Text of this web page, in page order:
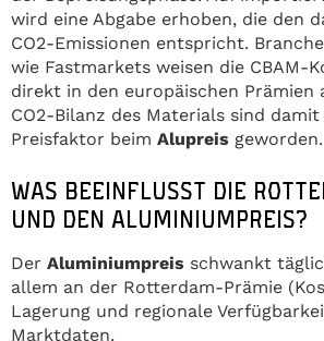
wird eine Abgabe erhoben, die den
CO2-Emissionen entspricht.
wie Fastmarkets weisen die CBAM-
direkt in den europäischen Prämien
CO2-Bilanz des Materials sind
Preisfaktor beim Alupreis geworden.
WAS BEEINFLUSST DIE
UND DEN ALUMINIUMPREIS?
Der Aluminiumpreis schwankt
allem an der Rotterdam-Prämie
Lagerung und regionale
Marktdaten.